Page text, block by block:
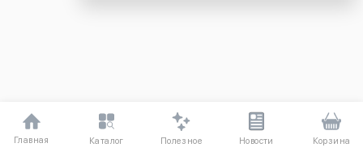
Главная Каталог Полезное Новости Корзина